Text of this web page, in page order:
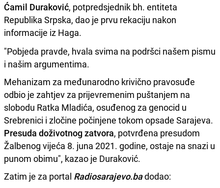
Ćamil Duraković, potpredsjednik bh. entiteta
Republika Srpska, dao je prvu rekaciju nakon
informacije iz Haga.
"Pobjeda pravde, hvala svima na podršci našem pismu
i našim argumentima.
Mehanizam za međunarodno krivično pravosuđe
odbio je zahtjev za prijevremenim puštanjem na
slobodu Ratka Mladića, osuđenog za genocid u
Srebrenici i zločine počinjene tokom opsade Sarajeva.
Presuda doživotnog zatvora, potvrđena presudom
Žalbenog vijeća 8. juna 2021. godine, ostaje na snazi u
punom obimu", kazao je Duraković.
Zatim je za portal Radiosarajevo.badodao: